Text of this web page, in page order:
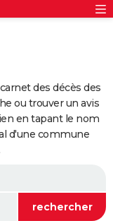
des décès des
ou trouver un avis
en tapant le nom
d'une commune